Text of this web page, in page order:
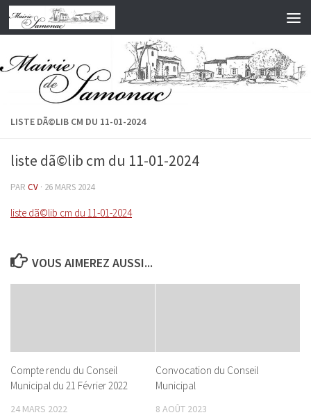
Skip to content
LISTE DÃ©LIB CM DU 11-01-2024
liste dã©lib cm du 11-01-2024
PAR CV · 26 MARS 2024
liste dã©lib cm du 11-01-2024
VOUS AIMEREZ AUSSI...
Compte rendu du Conseil
Municipal du 21 Février 2022
24 MARS 2022
Convocation du Conseil
Municipal
8 AOÛT 2023